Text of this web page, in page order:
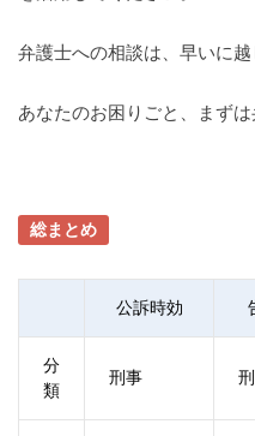
弁護士への相談は、早いに越
あなたのお困りごと、まず
総まとめ
公訴時効
分
類
刑事